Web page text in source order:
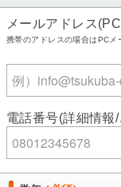
メールアドレス
携帯のアドレスの場合はPCメ
電話番号(詳細情報